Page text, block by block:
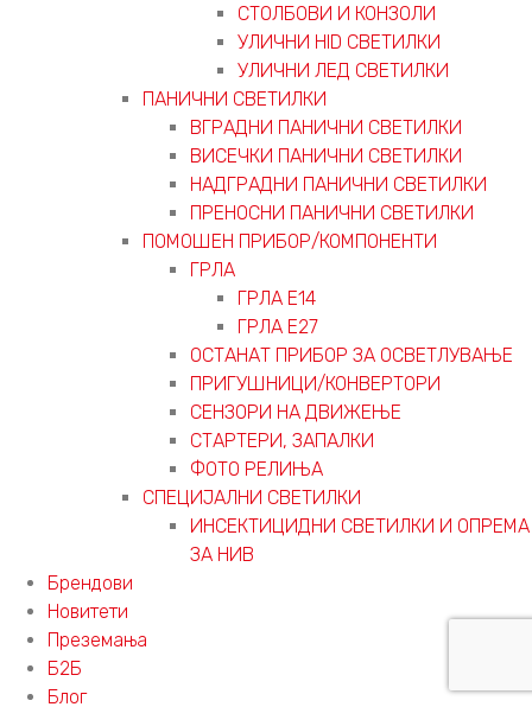
СТОЛБОВИ И КОНЗОЛИ
УЛИЧНИ HID СВЕТИЛКИ
УЛИЧНИ ЛЕД СВЕТИЛКИ
ПАНИЧНИ СВЕТИЛКИ
ВГРАДНИ ПАНИЧНИ СВЕТИЛКИ
ВИСЕЧКИ ПАНИЧНИ СВЕТИЛКИ
НАДГРАДНИ ПАНИЧНИ СВЕТИЛКИ
ПРЕНОСНИ ПАНИЧНИ СВЕТИЛКИ
ПОМОШЕН ПРИБОР/КОМПОНЕНТИ
ГРЛА
ГРЛА Е14
ГРЛА Е27
ОСТАНАТ ПРИБОР ЗА ОСВЕТЛУВАЊЕ
ПРИГУШНИЦИ/КОНВЕРТОРИ
СЕНЗОРИ НА ДВИЖЕЊЕ
СТАРТЕРИ, ЗАПАЛКИ
ФОТО РЕЛИЊА
СПЕЦИЈАЛНИ СВЕТИЛКИ
ИНСЕКТИЦИДНИ СВЕТИЛКИ И ОПРЕМА
ЗА НИВ
Брендови
Новитети
Преземања
Б2Б
Блог